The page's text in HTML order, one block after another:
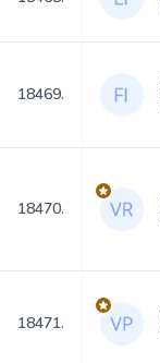
18469.
18470.
18471.